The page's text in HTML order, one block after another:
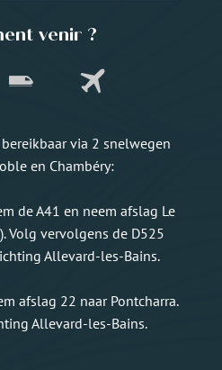
venir ?
via 2 snelwegen
en Chambéry:
de A41 en neem afslag Le
Volg vervolgens de D525
Allevard-les-Bains.
afslag 22 naar Pontcharra.
Allevard-les-Bains.